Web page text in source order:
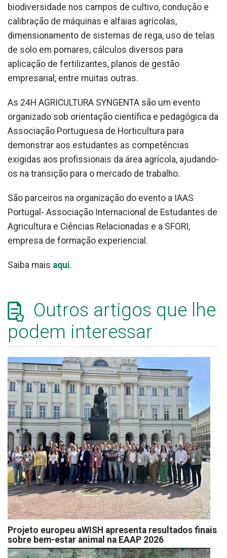
biodiversidade nos campos de cultivo, condução e
calibração de máquinas e alfaias agrícolas,
dimensionamento de sistemas de rega, uso de telas
de solo em pomares, cálculos diversos para
aplicação de fertilizantes, planos de gestão
empresarial, entre muitas outras.
As 24H AGRICULTURA SYNGENTA são um evento
organizado sob orientação científica e pedagógica da
Associação Portuguesa de Horticultura para
demonstrar aos estudantes as competências
exigidas aos profissionais da área agrícola, ajudando-
os na transição para o mercado de trabalho.
São parceiros na organização do evento a IAAS
Portugal- Associação Internacional de Estudantes de
Agricultura e Ciências Relacionadas e a SFORI,
empresa de formação experiencial.
Saiba mais aqui.
Outros artigos que lhe
podem interessar
Projeto europeu aWISH apresenta resultados finais
sobre bem-estar animal na EAAP 2026